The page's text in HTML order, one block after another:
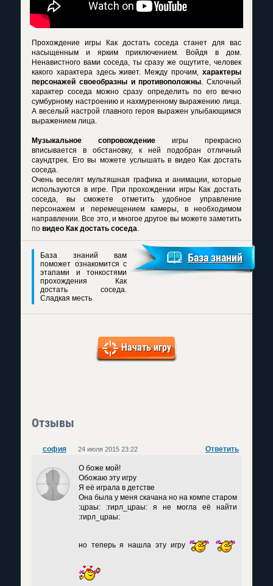
Прохождение игры Как достать соседа станет для вас
насыщенным и ярким приключением. Войдя в дом.
Ненавистного вами соседа, ты сразу же ощутите, человек
какого характера здесь живет. Между прочим, характеры
персонажей своеобразны и противоположны. Склочный
характер соседа можно сразу определить по его вечно
сумбурному настроению и нахмуренному выражению лица.
А веселый настрой главного героя выражен улыбающимся
выражением лица.
Музыкальное сопровождение игры прекрасно
вписывается в обстановку, к ней подобран отличный
саундтрек. Его вы можете услышать в видео Как достать
соседа.
Очень веселят мультяшная графика и анимации, которые
используются в игре. При прохождении игры Как достать
соседа, вы сможете отметить удобное управление
персонажем и перемещением камеры, в необходимом
направлении. Все это, и многое другое вы можете заметить
по видео Как достать соседа.
База знаний вам
поможет ознакомится с
этапами и тонкостями
прохождения Как
достать соседа.
Сладкая месть
База знаний
Начать игру
Отзывы
софия Ответить
24 июля 2015 23:22
О боже мой!
Обожаю эту игру
Я её играла в детстве
Она была у меня скачана но на компе старом
:цраы: :гирл_цраы: я не могла её найти
:гирл_цраы:
но теперь я нашла эту игру